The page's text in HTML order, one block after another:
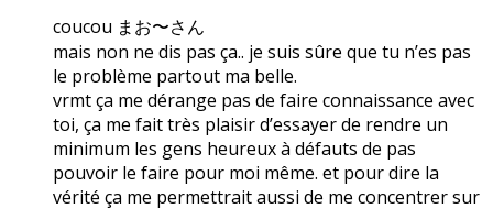
coucou まお〜さん
mais non ne dis pas ça.. je suis sûre que tu n’es pas
le problème partout ma belle.
vrmt ça me dérange pas de faire connaissance avec
toi, ça me fait très plaisir d’essayer de rendre un
minimum les gens heureux à défauts de pas
pouvoir le faire pour moi même. et pour dire la
vérité ça me permettrait aussi de me concentrer sur